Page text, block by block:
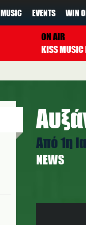
MUSIC EVENTS WIN
ON AIR
Από 1η
NEWS